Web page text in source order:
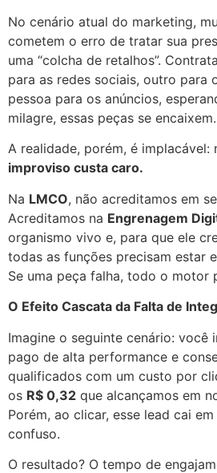
No cenário atual do marketing,
cometem o erro de tratar sua
uma “colcha de retalhos”.
para as redes sociais, outro para
pessoa para os anúncios,
milagre, essas peças se encaixem.
A realidade, porém, é implacável:
improviso custa caro.
Na LMCO, não acreditamos em
Acreditamos na Engrenagem
organismo vivo e, para que ele
todas as funções precisam estar
Se uma peça falha, todo o motor
O Efeito Cascata da Falta de
Imagine o seguinte cenário: você
pago de alta performance e
qualificados com um custo por
os R$ 0,32 que alcançamos em
Porém, ao clicar, esse lead cai
confuso.
O resultado? O tempo de